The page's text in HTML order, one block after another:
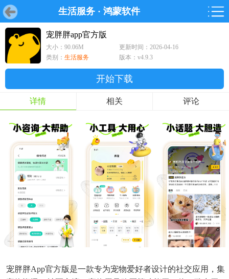
生活服务 · 鸿蒙软件
首页 游戏 软件
首页 游戏 软件 鸿蒙
游戏
鸿蒙
软件
专题
宠胖胖app官方版
大小：90.06M
更新时间：2026-04-16
类别： 生活服务 版本：v4.9.3
开始下载
详情 相关 评论
宠胖胖app官方版是一款专为宠物爱好者设计的社交应用，集